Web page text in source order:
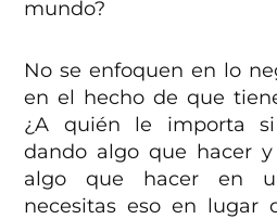
mundo?
No se enfoquen en lo
en el hecho de que
¿A quién le importa
dando algo que hacer
algo que hacer en
necesitas eso en lugar